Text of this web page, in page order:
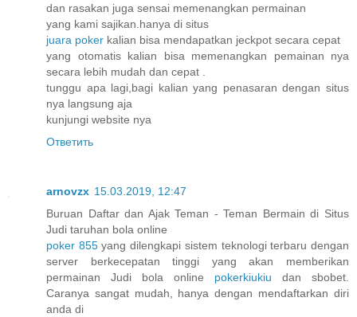
dan rasakan juga sensai memenangkan permainan
yang kami sajikan.hanya di situs
juara poker kalian bisa mendapatkan jeckpot secara cepat
yang otomatis kalian bisa memenangkan pemainan nya
secara lebih mudah dan cepat .
tunggu apa lagi,bagi kalian yang penasaran dengan situs
nya langsung aja
kunjungi website nya
Ответить
arnovzx 15.03.2019, 12:47
Buruan Daftar dan Ajak Teman - Teman Bermain di Situs
Judi taruhan bola online
poker 855yang dilengkapi sistem teknologi terbaru dengan
server berkecepatan tinggi yang akan memberikan
permainan Judi bola online pokerkiukiu dan sbobet.
Caranya sangat mudah, hanya dengan mendaftarkan diri
anda di